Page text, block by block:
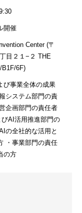
開催
Center (〒
目２１−２ THE
B1F/6F)
び事業全体の成果
システム部門の責
企画部門の責任者
AI活用推進部門の
の全社的な活用と
・事業部門の責任
の方